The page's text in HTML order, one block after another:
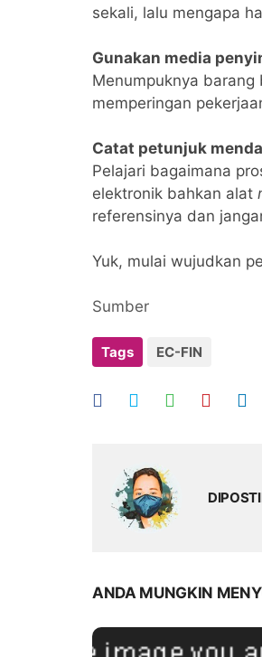
sekali, lalu mengapa
Gunakan media
Menumpuknya
memperingan
Catat petunjuk
Pelajari bagaimana
elektronik bahkan alat
referensinya dan
Yuk, mulai wujudkan
Sumber
Tags EC-FIN
ANDA MUNGKIN